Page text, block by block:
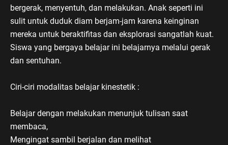
bergerak, menyentuh, dan melakukan. Anak seperti ini
sulit untuk duduk diam berjam-jam karena keinginan
mereka untuk beraktifitas dan eksplorasi sangatlah kuat.
Siswa yang bergaya belajar ini belajarnya melalui gerak
dan sentuhan.
Ciri-ciri modalitas belajar kinestetik :
Belajar dengan melakukan menunjuk tulisan saat
membaca,
Mengingat sambil berjalan dan melihat